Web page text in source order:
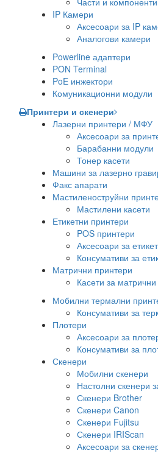
IP Камери
Аксесоари за IP
Аналогови камери
Powerline адаптери
PON Terminal
PoE инжектори
Комуникационни модули
Принтери и скенери
Лазерни принтери / МФУ
Аксесоари за
Барабанни модули
Тонер касети
Машини за лазерно
Факс апарати
Мастиленоструйни
Мастилени касети
Етикетни принтери
POS принтери
Аксесоари за
Консумативи за
Матрични принтери
Касети за
Мобилни термални
Консумативи за
Плотери
Аксесоари за
Консумативи за
Скенери
Мобилни скенери
Настолни скенери
Скенери Brother
Скенери Canon
Скенери Fujitsu
Скенери IRIScan
Аксесоари за